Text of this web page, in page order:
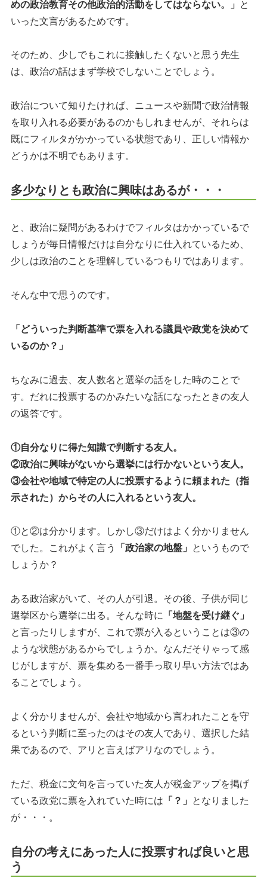
めの政治教育その他政治的活動をしてはならない。」
と
いった文言があるためです。
そのため、少しでもこれに接触したくないと思う先生
は、政治の話はまず学校でしないことでしょう。
政治について知りたければ、ニュースや新聞で政治情報
を取り入れる必要があるのかもしれませんが、それらは
既にフィルタがかかっている状態であり、正しい情報か
どうかは不明でもあります。
多少なりとも政治に興味はあるが・・・
と、政治に疑問があるわけでフィルタはかかっているで
しょうが毎日情報だけは自分なりに仕入れているため、
少しは政治のことを理解しているつもりではあります。
そんな中で思うのです。
「どういった判断基準で票を入れる議員や政党を決めて
いるのか？」
ちなみに過去、友人数名と選挙の話をした時のことで
す。だれに投票するのかみたいな話になったときの友人
の返答です。
①自分なりに得た知識で判断する友人。
②政治に興味がないから選挙には行かないという友人。
③会社や地域で特定の人に投票するように頼まれた（指
示された）からその人に入れるという友人。
①と②は分かります。しかし③だけはよく分かりません
でした。これがよく言う
「政治家の地盤」
というもので
しょうか？
ある政治家がいて、その人が引退。その後、子供が同じ
選挙区から選挙に出る。そんな時に
「地盤を受け継ぐ」
と言ったりしますが、これで票が入るということは③の
ような状態があるからでしょうか。なんだそりゃって感
じがしますが、票を集める一番手っ取り早い方法ではあ
ることでしょう。
よく分かりませんが、会社や地域から言われたことを守
るという判断に至ったのはその友人であり、選択した結
果であるので、アリと言えばアリなのでしょう。
ただ、税金に文句を言っていた友人が税金アップを掲げ
ている政党に票を入れていた時には 「？」
となりました
が・・・。
自分の考えにあった人に投票すれば良いと思
う